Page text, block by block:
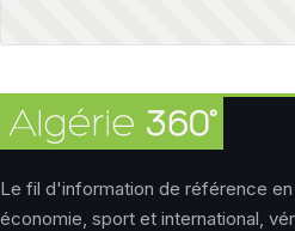
Le fil d'information de référence
économie, sport et international,